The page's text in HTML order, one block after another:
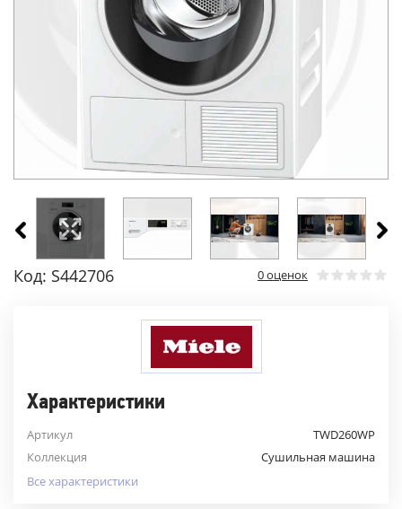
Код: S442706 0 оценок
Характеристики
Артикул
TWD260WP
Коллекция
Сушильная машина
Все характеристики